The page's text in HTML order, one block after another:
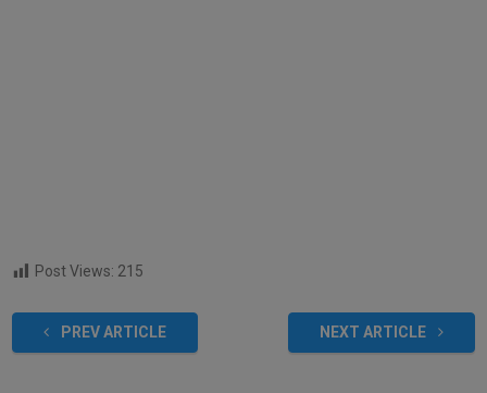
Post Views: 215
PREV ARTICLE NEXT ARTICLE